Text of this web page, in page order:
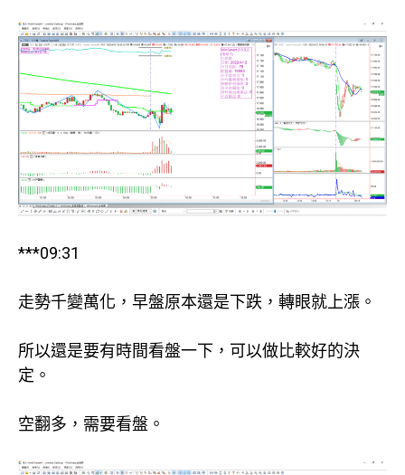
***09:31
走勢千變萬化，早盤原本還是下跌，轉眼就上漲。
所以還是要有時間看盤一下，可以做比較好的決
定。
空翻多，需要看盤。